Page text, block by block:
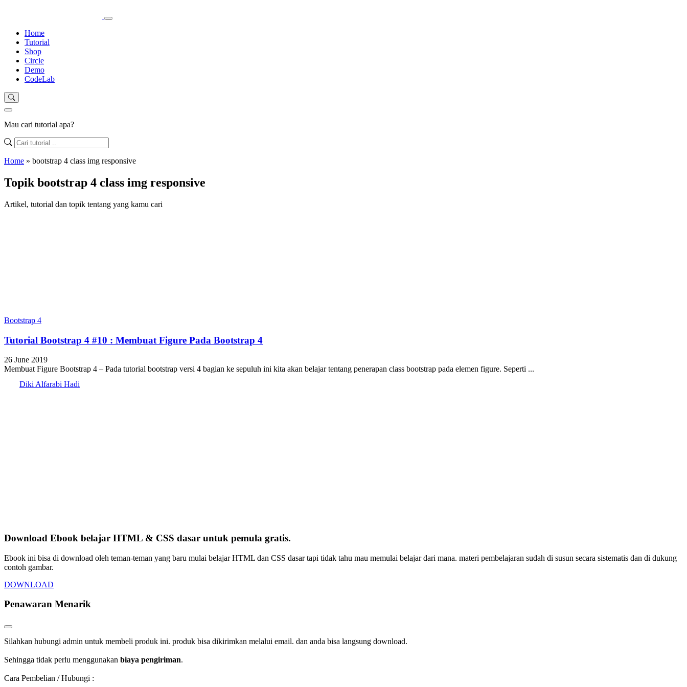
Home
Tutorial
Shop
Circle
Demo
CodeLab
Mau cari tutorial apa?
Home » bootstrap 4 class img responsive
Topik bootstrap 4 class img responsive
Artikel, tutorial dan topik tentang yang kamu cari
Bootstrap 4
Tutorial Bootstrap 4 #10 : Membuat Figure Pada Bootstrap 4
26 June 2019
Membuat Figure Bootstrap 4 – Pada tutorial bootstrap versi 4 bagian ke sepuluh ini kita akan belajar tentang penerapan class bootstrap pada elemen figure. Seperti ...
Diki Alfarabi Hadi
Download Ebook belajar HTML & CSS dasar untuk pemula gratis.
Ebook ini bisa di download oleh teman-teman yang baru mulai belajar HTML dan CSS dasar tapi tidak tahu mau memulai belajar dari mana. materi pembelajaran sudah di susun secara sistematis dan di dukung
contoh gambar.
DOWNLOAD
Penawaran Menarik
Silahkan hubungi admin untuk membeli produk ini. produk bisa dikirimkan melalui email. dan anda bisa langsung download.
Sehingga tidak perlu menggunakan biaya pengiriman.
Cara Pembelian / Hubungi :